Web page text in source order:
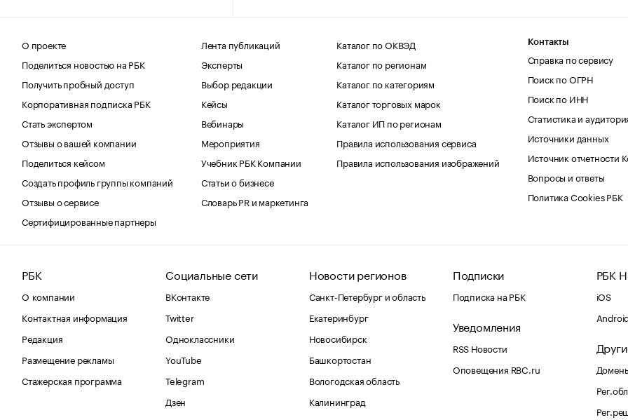
О проекте
Поделиться новостью на РБК
Получить пробный доступ
Корпоративная подписка РБК
Стать экспертом
Отзывы о вашей компании
Поделиться кейсом
Создать профиль группы компаний
Отзывы о сервисе
Сертифицированные партнеры
Лента публикаций
Эксперты
Выбор редакции
Кейсы
Вебинары
Мероприятия
Учебник РБК Компании
Статьи о бизнесе
Словарь PR и маркетинга
Каталог по ОКВЭД
Каталог по регионам
Каталог по категориям
Каталог торговых марок
Каталог ИП по регионам
Правила использования сервиса
Правила использования изображений
Контакты
Справка по сервису
Поиск по ОГРН
Поиск по ИНН
Статистика и
Источники данных
Источник отчетности
Вопросы и ответы
Политика Cookies РБК
РБК
О компании
Контактная информация
Редакция
Размещение рекламы
Стажерская программа
Социальные сети
ВКонтакте
Twitter
Одноклассники
YouTube
Telegram
Дзен
Новости регионов
Санкт-Петербург и область
Екатеринбург
Новосибирск
Башкортостан
Вологодская область
Калининград
Подписки
Подписка на РБК
Уведомления
RSS Новости
Оповещения RBC.ru
РБК
iOS